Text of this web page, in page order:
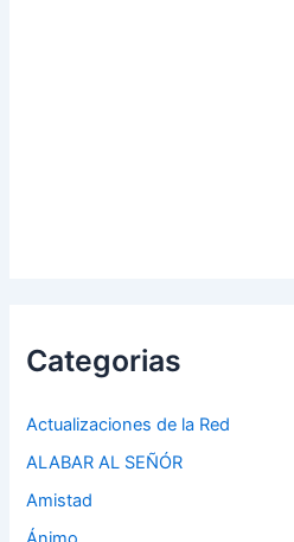
Categorias
Actualizaciones de la Red
ALABAR AL SEÑÓR
Amistad